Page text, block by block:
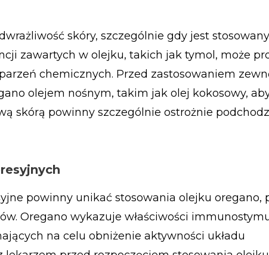
skóry, szczególnie gdy jest stosowany
zawartych w olejku, takich jak tymol, może
chemicznych. Przed zastosowaniem
olejem nośnym, takim jak olej kokosowy,
skórą powinny szczególnie ostrożnie
powinny unikać stosowania olejku oregano,
Oregano wykazuje właściwości
na celu obniżenie aktywności układu